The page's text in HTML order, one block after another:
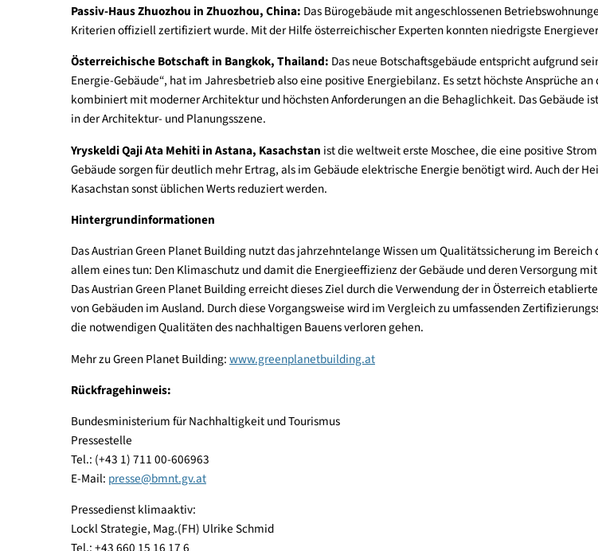
Sheikh Zayed Desert Learning Center in Al Ain in den Vereinigten Arabischen Emiraten:
der gesamten Golfregion. Österreichisches Bau-Know-how begleitete das Projekt von der
Haustechnik und nachhaltiger Kälteerzeugung. Darüber hinaus sorgen große
für ein großartiges Beispiel nachhaltiger Architektur.
Passiv-Haus Zhuozhou in Zhuozhou, China:
Österreichische Botschaft in Bangkok, Thailand:Das neue Botschaftsgebäude
Energie-Gebäude“, hat im Jahresbetrieb also eine positive Energiebilanz. Es setzt
kombiniert mit moderner Architektur und höchsten Anforderungen an die Behaglichkeit.
Yryskeldi Qaji Ata Mehiti in Astana, Kasachstanist die weltweit erste Moschee, die eine
Gebäude sorgen für deutlich mehr Ertrag, als im Gebäude elektrische Energie benötigt
Kasachstan sonst üblichen Werts reduziert werden.
Hintergrundinformationen
Das Austrian Green Planet Building nutzt das jahrzehntelange Wissen um
Das Austrian Green Planet Building erreicht dieses Ziel durch die Verwendung der in
von Gebäuden im Ausland. Durch diese Vorgangsweise wird im Vergleich zu
die notwendigen Qualitäten des nachhaltigen Bauens verloren gehen.
Mehr zu Green Planet Building:
Rückfragehinweis: